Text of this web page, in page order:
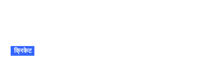
POSTED
IN
क्रिकेट